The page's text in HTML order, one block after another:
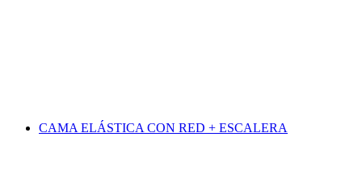
CAMA ELÁSTICA CON RED + ESCALERA